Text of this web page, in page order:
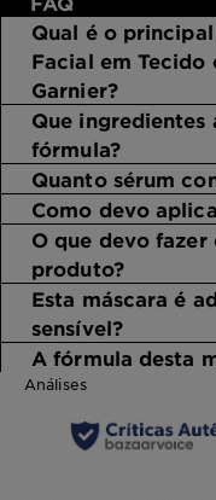
Qual é o
Facial em Tecido
Garnier?
Que ingredientes
fórmula?
Quanto sérum
Como devo
O que devo fazer
produto?
Esta máscara é
sensível?
A fórmula desta
Análises